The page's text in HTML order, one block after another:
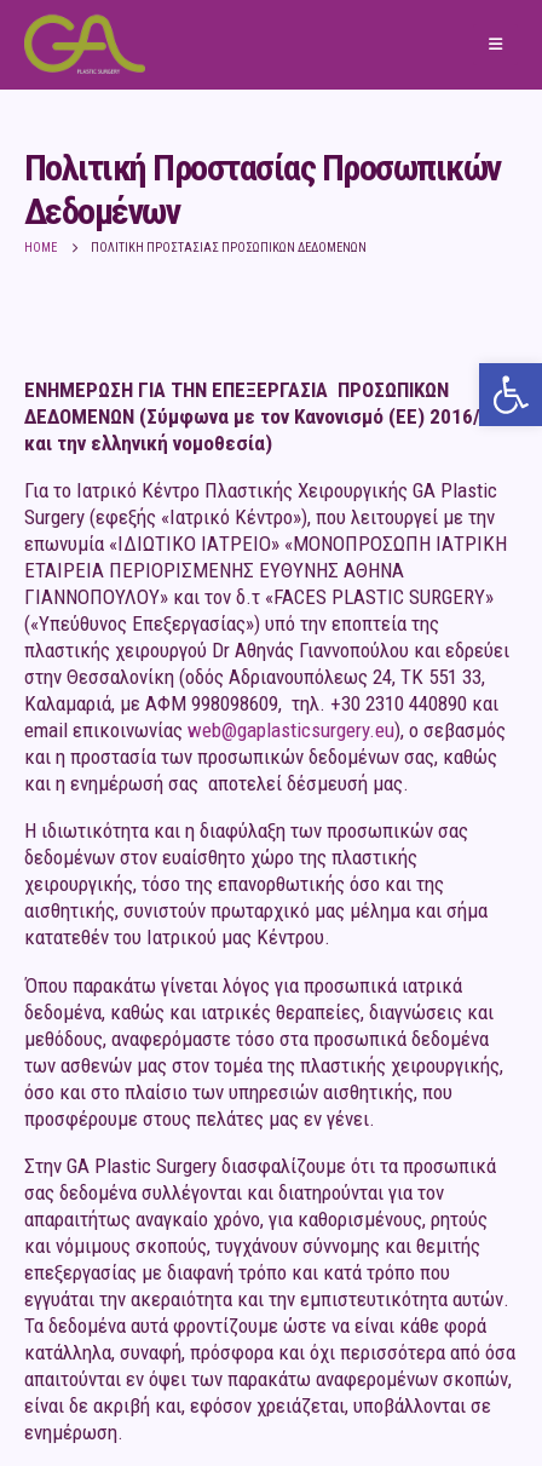
Πολιτική Προστασίας Προσωπικών
Δεδομένων
HOME ΠΟΛΙΤΙΚΉ ΠΡΟΣΤΑΣΊΑΣ ΠΡΟΣΩΠΙΚΏΝ ΔΕΔΟΜΈΝΩΝ
ΕΝΗΜΕΡΩΣΗ ΓΙΑ ΤΗΝ ΕΠΕΞΕΡΓΑΣΙΑ ΠΡΟΣΩΠΙΚΩΝ
ΔΕΔΟΜΕΝΩΝ (Σύμφωνα με τον Κανονισμό (ΕΕ) 2016/679
και την ελληνική νομοθεσία)
Για το Ιατρικό Κέντρο Πλαστικής Χειρουργικής GA Plastic
Surgery (εφεξής «Ιατρικό Κέντρο»), που λειτουργεί με την
επωνυμία «ΙΔΙΩΤΙΚΟ ΙΑΤΡΕΙΟ» «ΜΟΝΟΠΡΟΣΩΠΗ ΙΑΤΡΙΚΗ
ΕΤΑΙΡΕΙΑ ΠΕΡΙΟΡΙΣΜΕΝΗΣ ΕΥΘΥΝΗΣ ΑΘΗΝΑ
ΓΙΑΝΝΟΠΟΥΛΟΥ» και τον δ.τ «FACES PLASTIC SURGERY»
(«Υπεύθυνος Επεξεργασίας») υπό την εποπτεία της
πλαστικής χειρουργού Dr Αθηνάς Γιαννοπούλου και εδρεύει
στην Θεσσαλονίκη (οδός Αδριανουπόλεως 24, ΤΚ 551 33,
Καλαμαριά, με ΑΦΜ 998098609, τηλ. +30 2310 440890 και
email επικοινωνίας web@gaplasticsurgery.eu), ο σεβασμός
και η προστασία των προσωπικών δεδομένων σας, καθώς
και η ενημέρωσή σας αποτελεί δέσμευσή μας.
Η ιδιωτικότητα και η διαφύλαξη των προσωπικών σας
δεδομένων στον ευαίσθητο χώρο της πλαστικής
χειρουργικής, τόσο της επανορθωτικής όσο και της
αισθητικής, συνιστούν πρωταρχικό μας μέλημα και σήμα
κατατεθέν του Ιατρικού μας Κέντρου.
Όπου παρακάτω γίνεται λόγος για προσωπικά ιατρικά
δεδομένα, καθώς και ιατρικές θεραπείες, διαγνώσεις και
μεθόδους, αναφερόμαστε τόσο στα προσωπικά δεδομένα
των ασθενών μας στον τομέα της πλαστικής χειρουργικής,
όσο και στο πλαίσιο των υπηρεσιών αισθητικής, που
προσφέρουμε στους πελάτες μας εν γένει.
Στην GA Plastic Surgery διασφαλίζουμε ότι τα προσωπικά
σας δεδομένα συλλέγονται και διατηρούνται για τον
απαραιτήτως αναγκαίο χρόνο, για καθορισμένους, ρητούς
και νόμιμους σκοπούς, τυγχάνουν σύννομης και θεμιτής
επεξεργασίας με διαφανή τρόπο και κατά τρόπο που
εγγυάται την ακεραιότητα και την εμπιστευτικότητα αυτών.
Τα δεδομένα αυτά φροντίζουμε ώστε να είναι κάθε φορά
κατάλληλα, συναφή, πρόσφορα και όχι περισσότερα από όσα
απαιτούνται εν όψει των παρακάτω αναφερομένων σκοπών,
είναι δε ακριβή και, εφόσον χρειάζεται, υποβάλλονται σε
ενημέρωση.